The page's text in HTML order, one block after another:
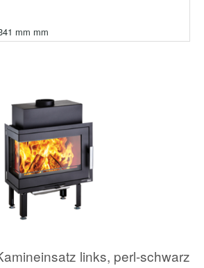
mm mm
links, perl-schwarz